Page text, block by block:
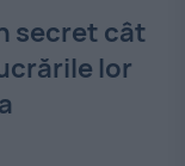
secret cât
lor